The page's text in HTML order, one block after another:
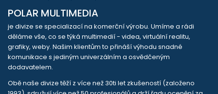
POLAR MULTIMEDIA
je divize se specializací na komerční výrobu. Umíme a rádi
děláme vše, co se týká multimedií - videa, virtuální realitu,
grafiky, weby. Našim klientům to přináší výhodu snadné
komunikace s jediným univerzálním a osvědčeným
dodavatelem.
Obě naše divize těží z více než 30ti let zkušeností (založeno